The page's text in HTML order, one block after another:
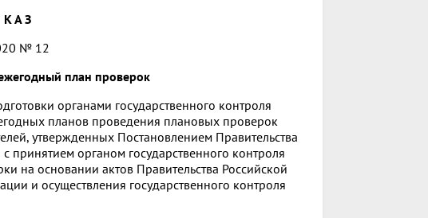
К А З
№ 12
план проверок
органами государственного контроля
планов проведения плановых проверок
утвержденных Постановлением Правительства
органом государственного контроля
на основании актов Правительства Российской
и осуществления государственного контроля